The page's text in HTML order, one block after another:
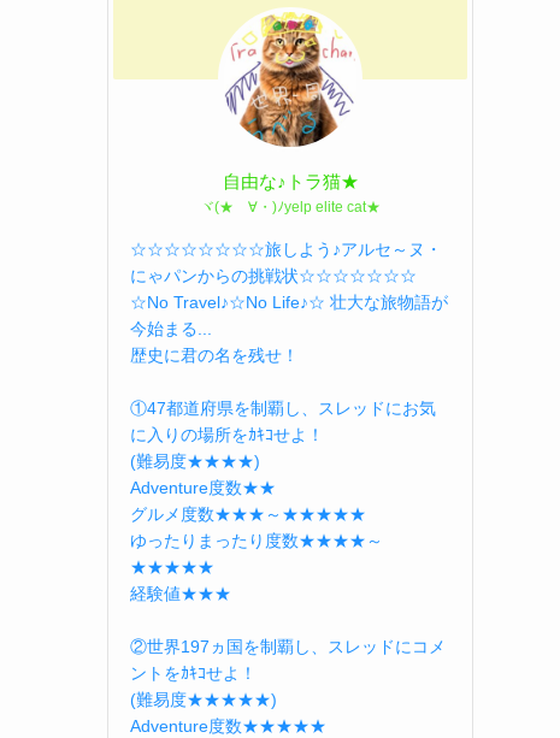
自由な♪トラ猫★
ヾ(★ゝ∀・)ﾉyelp elite cat★
☆☆☆☆☆☆☆☆旅しよう♪アルセ～ヌ・
にゃパンからの挑戦状☆☆☆☆☆☆☆
☆No Travel♪☆No Life♪☆ 壮大な旅物語が
今始まる...
歴史に君の名を残せ！
①47都道府県を制覇し、スレッドにお気
に入りの場所をｶｷｺせよ！
(難易度★★★★)
Adventure度数★★
グルメ度数★★★～★★★★★
ゆったりまったり度数★★★★～
★★★★★
経験値★★★
②世界197ヵ国を制覇し、スレッドにコメ
ントをｶｷｺせよ！
(難易度★★★★★)
Adventure度数★★★★★